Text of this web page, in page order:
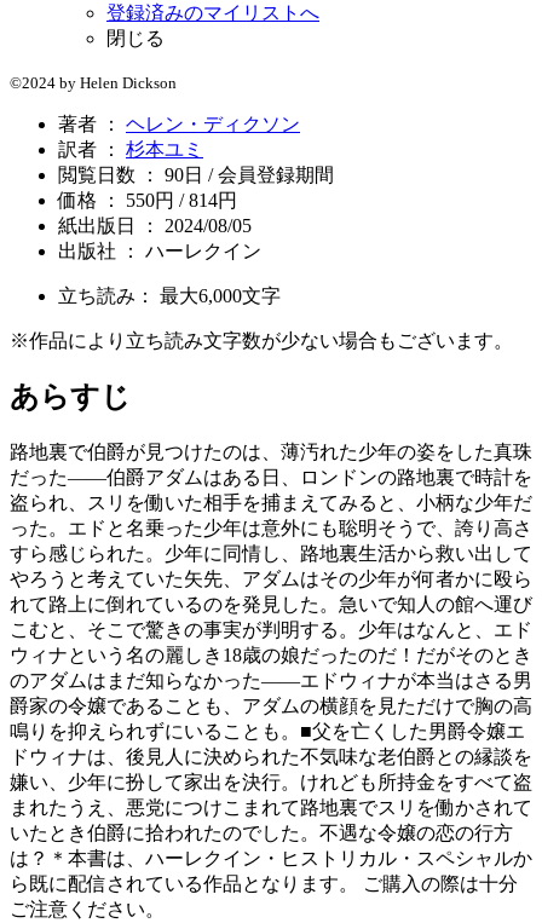
登録済みのマイリストへ
閉じる
©2024 by Helen Dickson
著者 ： ヘレン・ディクソン
訳者 ： 杉本ユミ
閲覧日数 ： 90日 / 会員登録期間
価格 ： 550円 / 814円
紙出版日 ： 2024/08/05
出版社 ： ハーレクイン
立ち読み： 最大6,000文字
※作品により立ち読み文字数が少ない場合もございます。
あらすじ
路地裏で伯爵が見つけたのは、薄汚れた少年の姿をした真珠
だった――伯爵アダムはある日、ロンドンの路地裏で時計を
盗られ、スリを働いた相手を捕まえてみると、小柄な少年だ
った。エドと名乗った少年は意外にも聡明そうで、誇り高さ
すら感じられた。少年に同情し、路地裏生活から救い出して
やろうと考えていた矢先、アダムはその少年が何者かに殴ら
れて路上に倒れているのを発見した。急いで知人の館へ運び
こむと、そこで驚きの事実が判明する。少年はなんと、エド
ウィナという名の麗しき18歳の娘だったのだ！だがそのとき
のアダムはまだ知らなかった――エドウィナが本当はさる男
爵家の令嬢であることも、アダムの横顔を見ただけで胸の高
鳴りを抑えられずにいることも。■父を亡くした男爵令嬢エ
ドウィナは、後見人に決められた不気味な老伯爵との縁談を
嫌い、少年に扮して家出を決行。けれども所持金をすべて盗
まれたうえ、悪党につけこまれて路地裏でスリを働かされて
いたとき伯爵に拾われたのでした。不遇な令嬢の恋の行方
は？＊本書は、ハーレクイン・ヒストリカル・スペシャルか
ら既に配信されている作品となります。 ご購入の際は十分
ご注意ください。